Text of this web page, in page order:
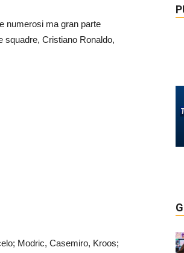
numerosi ma gran parte
squadre, Cristiano Ronaldo,
Modric, Casemiro, Kroos;